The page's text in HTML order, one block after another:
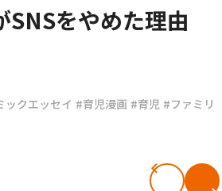
をやめた理由
ックエッセイ #育児漫画 #育児 #ファミリ